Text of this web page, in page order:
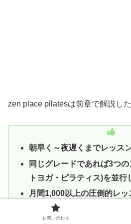
zen place pilatesは前章で解説した
朝早く～夜遅くまでレッス
同じグレードであれば3つ
トヨガ・ピラティス)を並
月間1,000以上の圧倒的レ
イルに合わせたレッスンを
お問い合わせ